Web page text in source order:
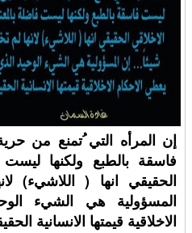
إن المرأه التي ُتمنع من
فاسقة بالطبع ولكنها ليست
الحقيقي انها ( اللاشيء)
المسؤولية هي الشيء
الاخلاقية قيمتها الانسانية